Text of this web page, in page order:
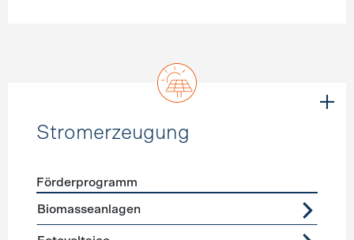
Stromerzeugung
Förderprogramme
Förderprogramm
Biomasseanlagen